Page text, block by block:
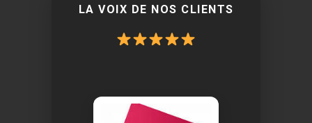
LA VOIX DE NOS CLIENTS